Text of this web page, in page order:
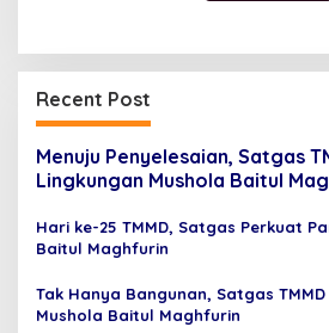
Recent Post
Menuju Penyelesaian, Satgas
Lingkungan Mushola Baitul
Hari ke-25 TMMD, Satgas Perkuat
Baitul Maghfurin
Tak Hanya Bangunan, Satgas
Mushola Baitul Maghfurin